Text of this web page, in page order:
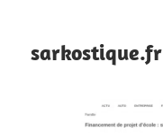
sarkostique.fr